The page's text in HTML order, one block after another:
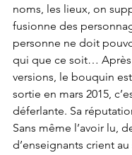
noms, les lieux, on
fusionne des
personne ne doit
qui que ce soit… Après
versions, le bouquin
sortie en mars 2015,
déferlante. Sa
Sans même l’avoir lu,
d’enseignants crient